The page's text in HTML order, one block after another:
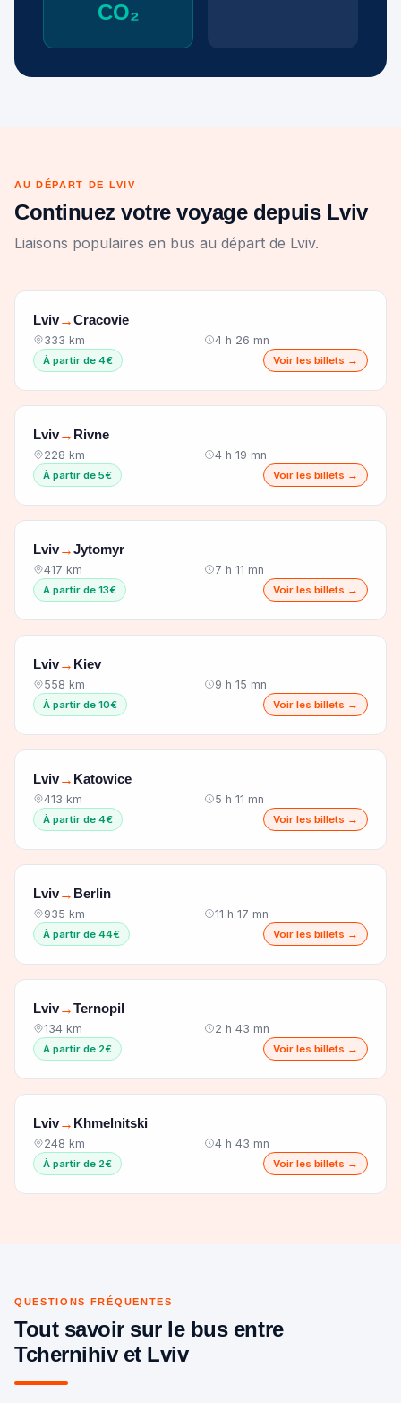
CO₂
AU DÉPART DE LVIV
Continuez votre voyage depuis Lviv
Liaisons populaires en bus au départ de Lviv.
Lviv→Cracovie
333 km 4 h 26 mn
À partir de 4€ Voir les billets →
Lviv→ Rivne
228 km 4 h 19 mn
À partir de 5€ Voir les billets →
Lviv→Jytomyr
417 km 7 h 11 mn
À partir de 13€ Voir les billets →
Lviv→ Kiev
558 km 9 h 15 mn
À partir de 10€ Voir les billets →
Lviv→ Katowice
413 km 5 h 11 mn
À partir de 4€ Voir les billets →
Lviv→ Berlin
935 km 11 h 17 mn
À partir de 44€ Voir les billets →
Lviv→Ternopil
134 km 2 h 43 mn
À partir de 2€ Voir les billets →
Lviv→ Khmelnitski
248 km 4 h 43 mn
À partir de 2€ Voir les billets →
QUESTIONS FRÉQUENTES
Tout savoir sur le bus entre
Tchernihiv et Lviv